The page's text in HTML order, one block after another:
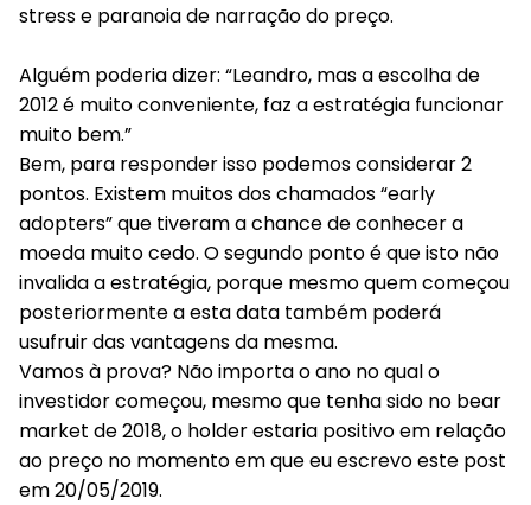
stress e paranoia de narração do preço.
Alguém poderia dizer: “Leandro, mas a escolha de
2012 é muito conveniente, faz a estratégia funcionar
muito bem.”
Bem, para responder isso podemos considerar 2
pontos. Existem muitos dos chamados “early
adopters” que tiveram a chance de conhecer a
moeda muito cedo. O segundo ponto é que isto não
invalida a estratégia, porque mesmo quem começou
posteriormente a esta data também poderá
usufruir das vantagens da mesma.
Vamos à prova? Não importa o ano no qual o
investidor começou, mesmo que tenha sido no bear
market de 2018, o holder estaria positivo em relação
ao preço no momento em que eu escrevo este post
em 20/05/2019.